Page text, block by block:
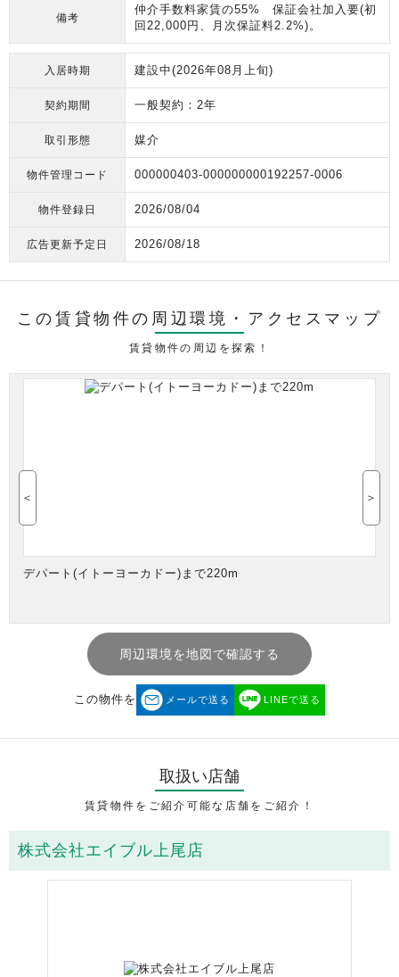
備考
仲介手数料家賃の55% 保証会社加入要(初
回22,000円、月次保証料2.2%)。
入居時期 建設中(2026年08月上旬)
契約期間 一般契約：2年
取引形態 媒介
物件管理コード 000000403-000000000192257-0006
物件登録日 2026/08/04
広告更新予定日 2026/08/18
この賃貸物件の周辺環境・ アクセスマップ
賃貸物件の周辺を探索！
デパート(イトーヨーカドー)まで220m
＜ ＞
周辺環境を地図で確認する
この物件を メールで送る LINEで送る
取扱い店舗
賃貸物件をご紹介可能な店舗をご紹介！
株式会社エイブル上尾店